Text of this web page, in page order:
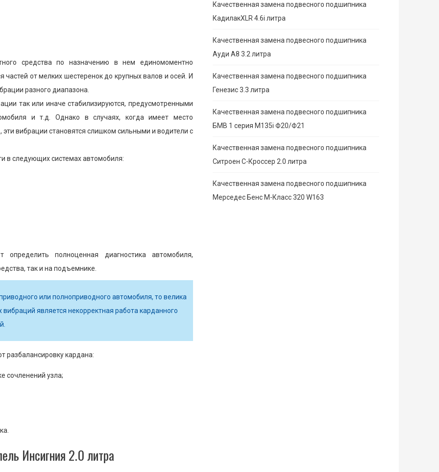
средства по назначению в нем единомоментно
от мелких шестеренок до крупных валов и осей. И
разного диапазона.
так или иначе стабилизируются, предусмотренными
и т.д. Однако в случаях, когда имеет место
эти вибрации становятся слишком сильными и водители с
в следующих системах автомобиля:
определить полноценная диагностика автомобиля,
так и на подъемнике.
или полноприводного автомобиля, то велика
вибраций является некорректная работа карданного
разбалансировку кардана:
сочленений узла;
Инсигния 2.0 литра
Качественная замена подвесного подшипника
КадилакXLR 4.6i литра
Качественная замена подвесного подшипника
Ауди А8 3.2 литра
Качественная замена подвесного подшипника
Генезис 3.3 литра
Качественная замена подвесного подшипника
БМВ 1 серия M135i Ф20/Ф21
Качественная замена подвесного подшипника
Ситроен С-Кроссер 2.0 литра
Качественная замена подвесного подшипника
Мерседес Бенс М-Класс 320 W163